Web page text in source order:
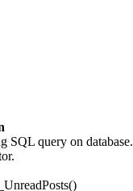
SQL query on database.